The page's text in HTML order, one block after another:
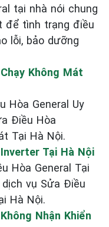
tại nhà nói chung
để tình trạng điều
lỗi, bảo dưỡng
Không Mát
Hòa General Uy
Điều Hòa
Tại Hà Nội.
Tại Hà Nội
Hòa General Tại
vụ Sửa Điều
Hà Nội.
Nhận Khiển